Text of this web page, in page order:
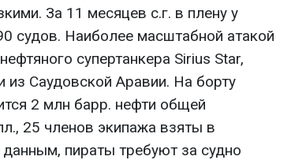
За 11 месяцев с.г. в плену у
судов. Наиболее масштабной атакой
супертанкера Sirius Star,
Саудовской Аравии. На борту
2 млн барр. нефти общей
25 членов экипажа взяты в
пираты требуют за судно